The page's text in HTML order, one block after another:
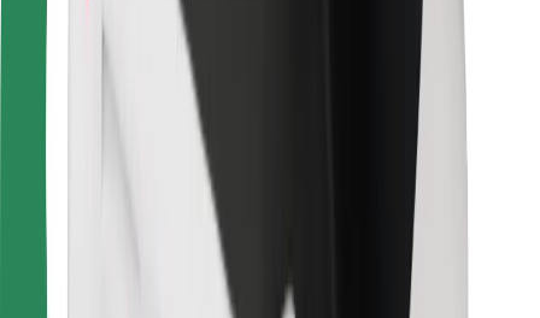
Для кур'єрів
Доставка Bolt Food
Для власників автопарків
Для ресторанів
Bolt for Business
Постачальникам